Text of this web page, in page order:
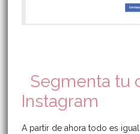
Segmenta tu
Instagram
A partir de ahora todo es